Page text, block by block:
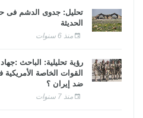
تحليل: جدوى الدشم فى
الحديثة
منذ 6 سنوات
رؤية تحليلية: الباحث
القوات الخاصة
ضد إيران ؟
منذ 7 سنوات